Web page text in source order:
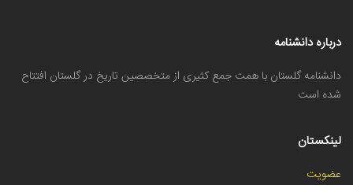
درباره دانشنامه
دانشنامه گلستان با همت جمع کثیری از متخصصین تاریخ در گلستان افتتاح
شده است
لینکستان
عضویت